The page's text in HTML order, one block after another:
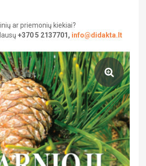
KALBA
UGDYMAS
KALBA
literatūra
ir psichologija
ir atlasai
ar priemonių kiekiai?
+370 5 2137701, info@didakta.lt